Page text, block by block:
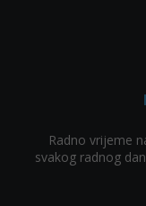
Radno vrijeme
svakog radnog